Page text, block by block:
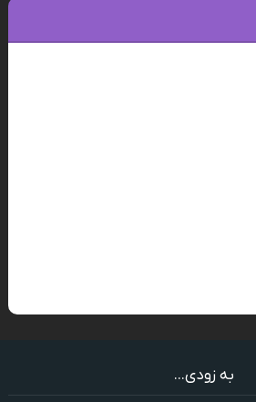
به زودی...